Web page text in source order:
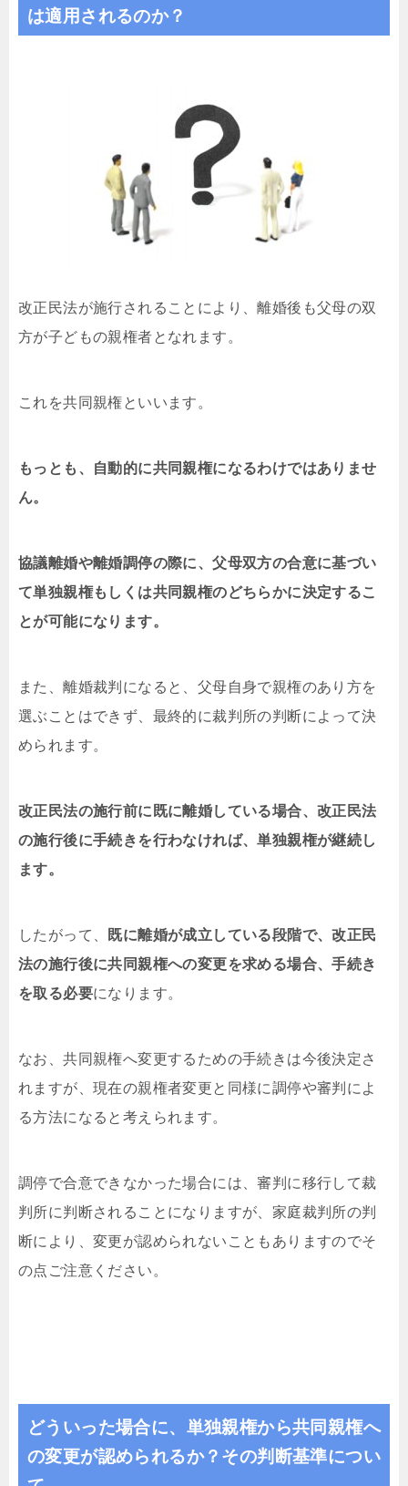
は適用されるのか？
改正民法が施行されることにより、離婚後も父母の双
方が子どもの親権者となれます。
これを共同親権といいます。
もっとも、自動的に共同親権になるわけではありませ
ん。
協議離婚や離婚調停の際に、父母双方の合意に基づい
て単独親権もしくは共同親権のどちらかに決定するこ
とが可能になります。
また、離婚裁判になると、父母自身で親権のあり方を
選ぶことはできず、最終的に裁判所の判断によって決
められます。
改正民法の施行前に既に離婚している場合、改正民法
の施行後に手続きを行わなければ、単独親権が継続し
ます。
したがって、
既に離婚が成立している段階で、改正民
法の施行後に共同親権への変更を求める場合、手続き
を取る必要になります。
なお、共同親権へ変更するための手続きは今後決定さ
れますが、現在の親権者変更と同様に調停や審判によ
る方法になると考えられます。
調停で合意できなかった場合には、審判に移行して裁
判所に判断されることになりますが、家庭裁判所の判
断により、変更が認められないこともありますのでそ
の点ご注意ください。
どういった場合に、単独親権から共同親権へ
の変更が認められるか？その判断基準につい